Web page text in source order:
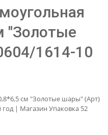
"Золотые
1614-10
см "Золотые шары" (Арт)
| Магазин Упаковка 52